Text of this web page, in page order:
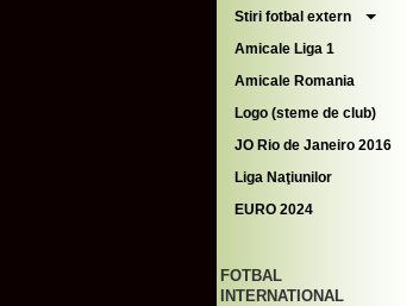
Stiri fotbal extern
Amicale Liga 1
Amicale Romania
Logo (steme de club)
JO Rio de Janeiro 2016
Liga Naţiunilor
EURO 2024
FOTBAL
INTERNATIONAL